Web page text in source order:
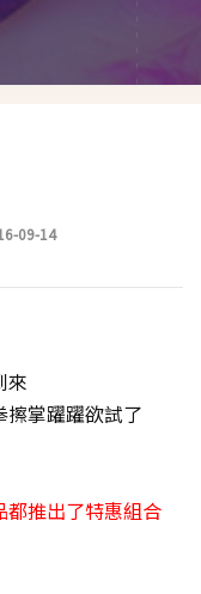
09-14
來
掌躍躍欲試了
都推出了特惠組合